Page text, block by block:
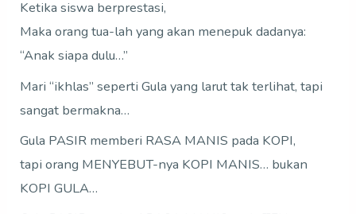
Ketika siswa berprestasi,
Maka orang tua-lah yang akan menepuk dadanya:
“Anak siapa dulu…”
Mari “ikhlas” seperti Gula yang larut tak terlihat, tapi
sangat bermakna…
Gula PASIR memberi RASA MANIS pada KOPI,
tapi orang MENYEBUT-nya KOPI MANIS… bukan
KOPI GULA…